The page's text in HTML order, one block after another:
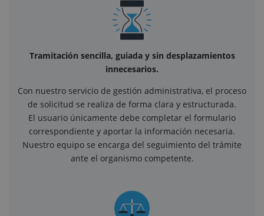
Tramitación sencilla, guiada y sin desplazamientos
innecesarios.
Con nuestro servicio de gestión administrativa, el proceso
de solicitud se realiza de forma clara y estructurada.
El usuario únicamente debe completar el formulario
correspondiente y aportar la información necesaria.
Nuestro equipo se encarga del seguimiento del trámite
ante el organismo competente.